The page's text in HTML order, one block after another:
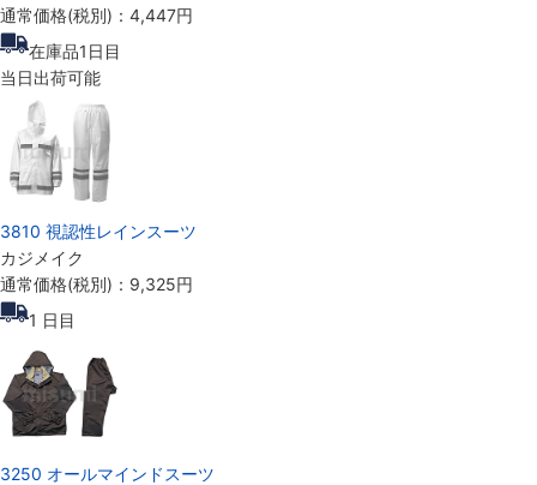
通常価格(税別)： 4,447円
在庫品1日目
当日出荷可能
3810 視認性レインスーツ
カジメイク
通常価格(税別)： 9,325円
1 日目
3250 オールマインドスーツ